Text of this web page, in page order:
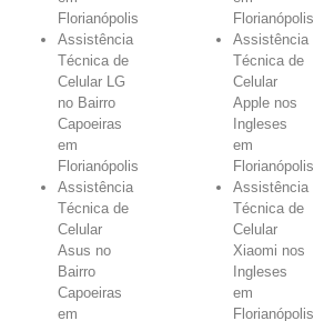
Florianópolis
Assistência
Técnica de
Celular LG
no Bairro
Capoeiras
em
Florianópolis
Assistência
Técnica de
Celular
Asus no
Bairro
Capoeiras
em
Florianópolis
Assistência
Técnica de
Celular
Apple nos
Ingleses
em
Florianópolis
Assistência
Técnica de
Celular
Xiaomi nos
Ingleses
em
Florianópolis